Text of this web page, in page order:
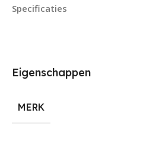
Specificaties
Eigenschappen
MERK